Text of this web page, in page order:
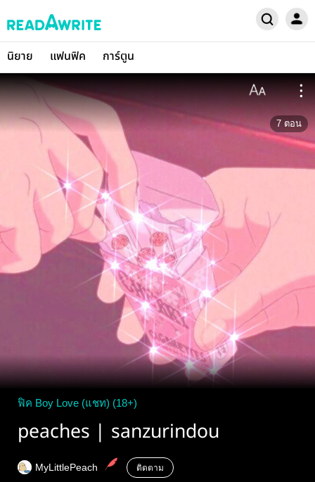
นิยาย แฟนฟิค การ์ตูน
7 ตอน
ฟิค Boy Love (แชท) (18+)
peaches | sanzurindou
MyLittlePeach ติดตาม